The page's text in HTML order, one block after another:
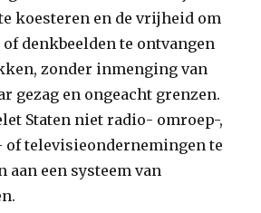
koesteren en de vrijheid om
denkbeelden te ontvangen
zonder inmenging van
gezag en ongeacht grenzen.
Staten niet radio- omroep-,
of televisieondernemingen te
aan een systeem van